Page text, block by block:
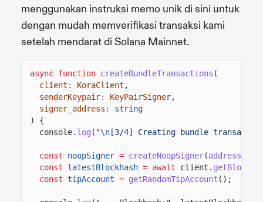
menggunakan instruksi memo unik di sini untuk
dengan mudah memverifikasi transaksi kami
setelah mendarat di Solana Mainnet.
async function createBundleTransactions (
client : KoraClient ,
senderKeypair: KeyPairSigner,
signer_address :
string
) {
console. log ( "\n [3/4] Creating bundle
const noopSigner = createNoopSigner(address
const
latestBlockhash = await client.
const tipAccount = getRandomTipAccount ();